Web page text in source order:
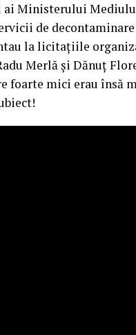
Ministerului
de
la licitațiile
Merlă și Dănuț
foarte mici erau însă